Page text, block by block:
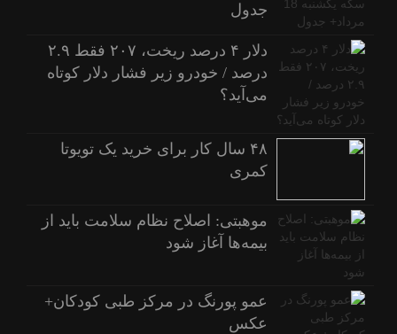
جدول
دلار ۴ درصد ریخت، ۲۰۷ فقط ۲.۹
درصد / خودرو زیر فشار دلار کوتاه
می‌آید؟
۴۸ سال کار برای خرید یک تویوتا
کمری
موهبتی: اصلاح نظام سلامت باید از
بیمه‌ها آغاز شود
عمو پورنگ در مرکز طبی کودکان+
عکس